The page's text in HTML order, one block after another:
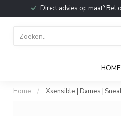
Direct advies op maat? Bel
HOME
Home / Xsensible | Dames |